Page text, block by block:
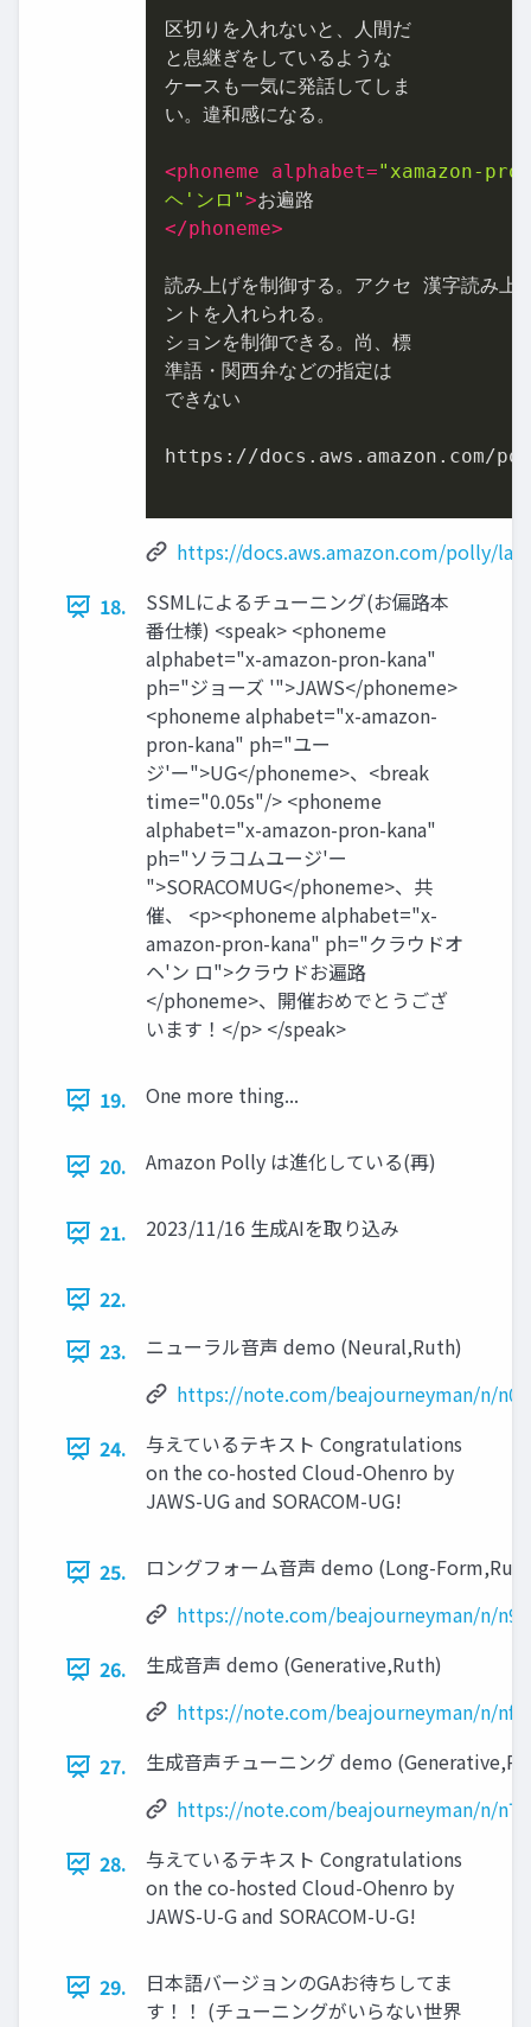
区切りを入れないと、人間だ
と息継ぎをしているような
ケースも一気に発話してしま
い。違和感になる。
<phoneme alphabet="xamazon-
ヘ'ンロ">
</phoneme>
読み上げを制御する。アクセ 漢字読み上
ントを入れられる。
ションを制御できる。尚、標
準語・関西弁などの指定は
できない
https://docs.aws.amazon.com/
https://docs.aws.amazon.com/polly/
18.
SSMLによるチューニング(お偏路本
番仕様) <speak> <phoneme
alphabet="x-amazon-pron-kana"
ph="ジョーズ '">JAWS</phoneme>
<phoneme alphabet="x-amazon-
pron-kana" ph="ユー
ジ'ー">UG</phoneme>、<break
time="0.05s"/> <phoneme
alphabet="x-amazon-pron-kana"
ph="ソラコムユージ'ー
">SORACOMUG</phoneme>、共
催、 <p><phoneme alphabet="x-
amazon-pron-kana" ph="クラウドオ
ヘ'ン ロ">クラウドお遍路
</phoneme>、開催おめでとうござ
います！</p> </speak>
19. One more thing...
20. Amazon Polly は進化している(再)
21. 2023/11/16 生成AIを取り込み
22.
23.
ニューラル音声 demo (Neural,Ruth)
https://note.com/beajourneyman/n/
24.
与えているテキスト Congratulations
on the co-hosted Cloud-Ohenro by
JAWS-UG and SORACOM-UG!
25.
ロングフォーム音声 demo (Long-
https://note.com/beajourneyman/n/
26.
生成音声 demo (Generative,Ruth)
https://note.com/beajourneyman/n/
27.
生成音声チューニング demo
https://note.com/beajourneyman/n/
28.
与えているテキスト Congratulations
on the co-hosted Cloud-Ohenro by
JAWS-U-G and SORACOM-U-G!
29.
日本語バージョンのGAお待ちしてま
す！！ (チューニングがいらない世界